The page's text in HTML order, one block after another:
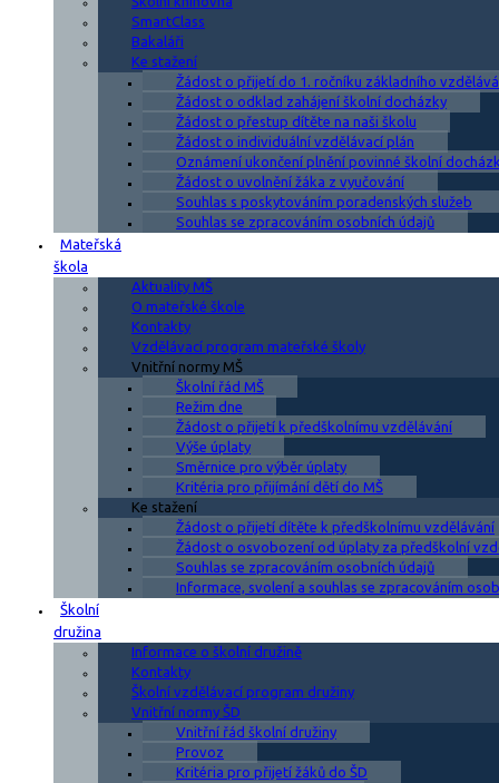
SmartClass
Bakaláři
Ke stažení
Žádost o přijetí do 1. ročníku základního
Žádost o odklad zahájení školní docházky
Žádost o přestup dítěte na naši školu
Žádost o individuální vzdělávací plán
Oznámení ukončení plnění povinné školní
Žádost o uvolnění žáka z vyučování
Souhlas s poskytováním poradenských služeb
Souhlas se zpracováním osobních údajů
Mateřská
škola
Aktuality MŠ
O mateřské škole
Kontakty
Vzdělávací program mateřské školy
Vnitřní normy MŠ
Školní řád MŠ
Režim dne
Žádost o přijetí k předškolnímu vzdělávání
Výše úplaty
Směrnice pro výběr úplaty
Kritéria pro přijímání dětí do MŠ
Ke stažení
Žádost o přijetí dítěte k předškolnímu vzdělávání
Žádost o osvobození od úplaty za předškolní
Souhlas se zpracováním osobních údajů
Informace, svolení a souhlas se zpracováním
Školní
družina
Informace o školní družině
Kontakty
Školní vzdělávací program družiny
Vnitřní normy ŠD
Vnitřní řád školní družiny
Provoz
Kritéria pro přijetí žáků do ŠD